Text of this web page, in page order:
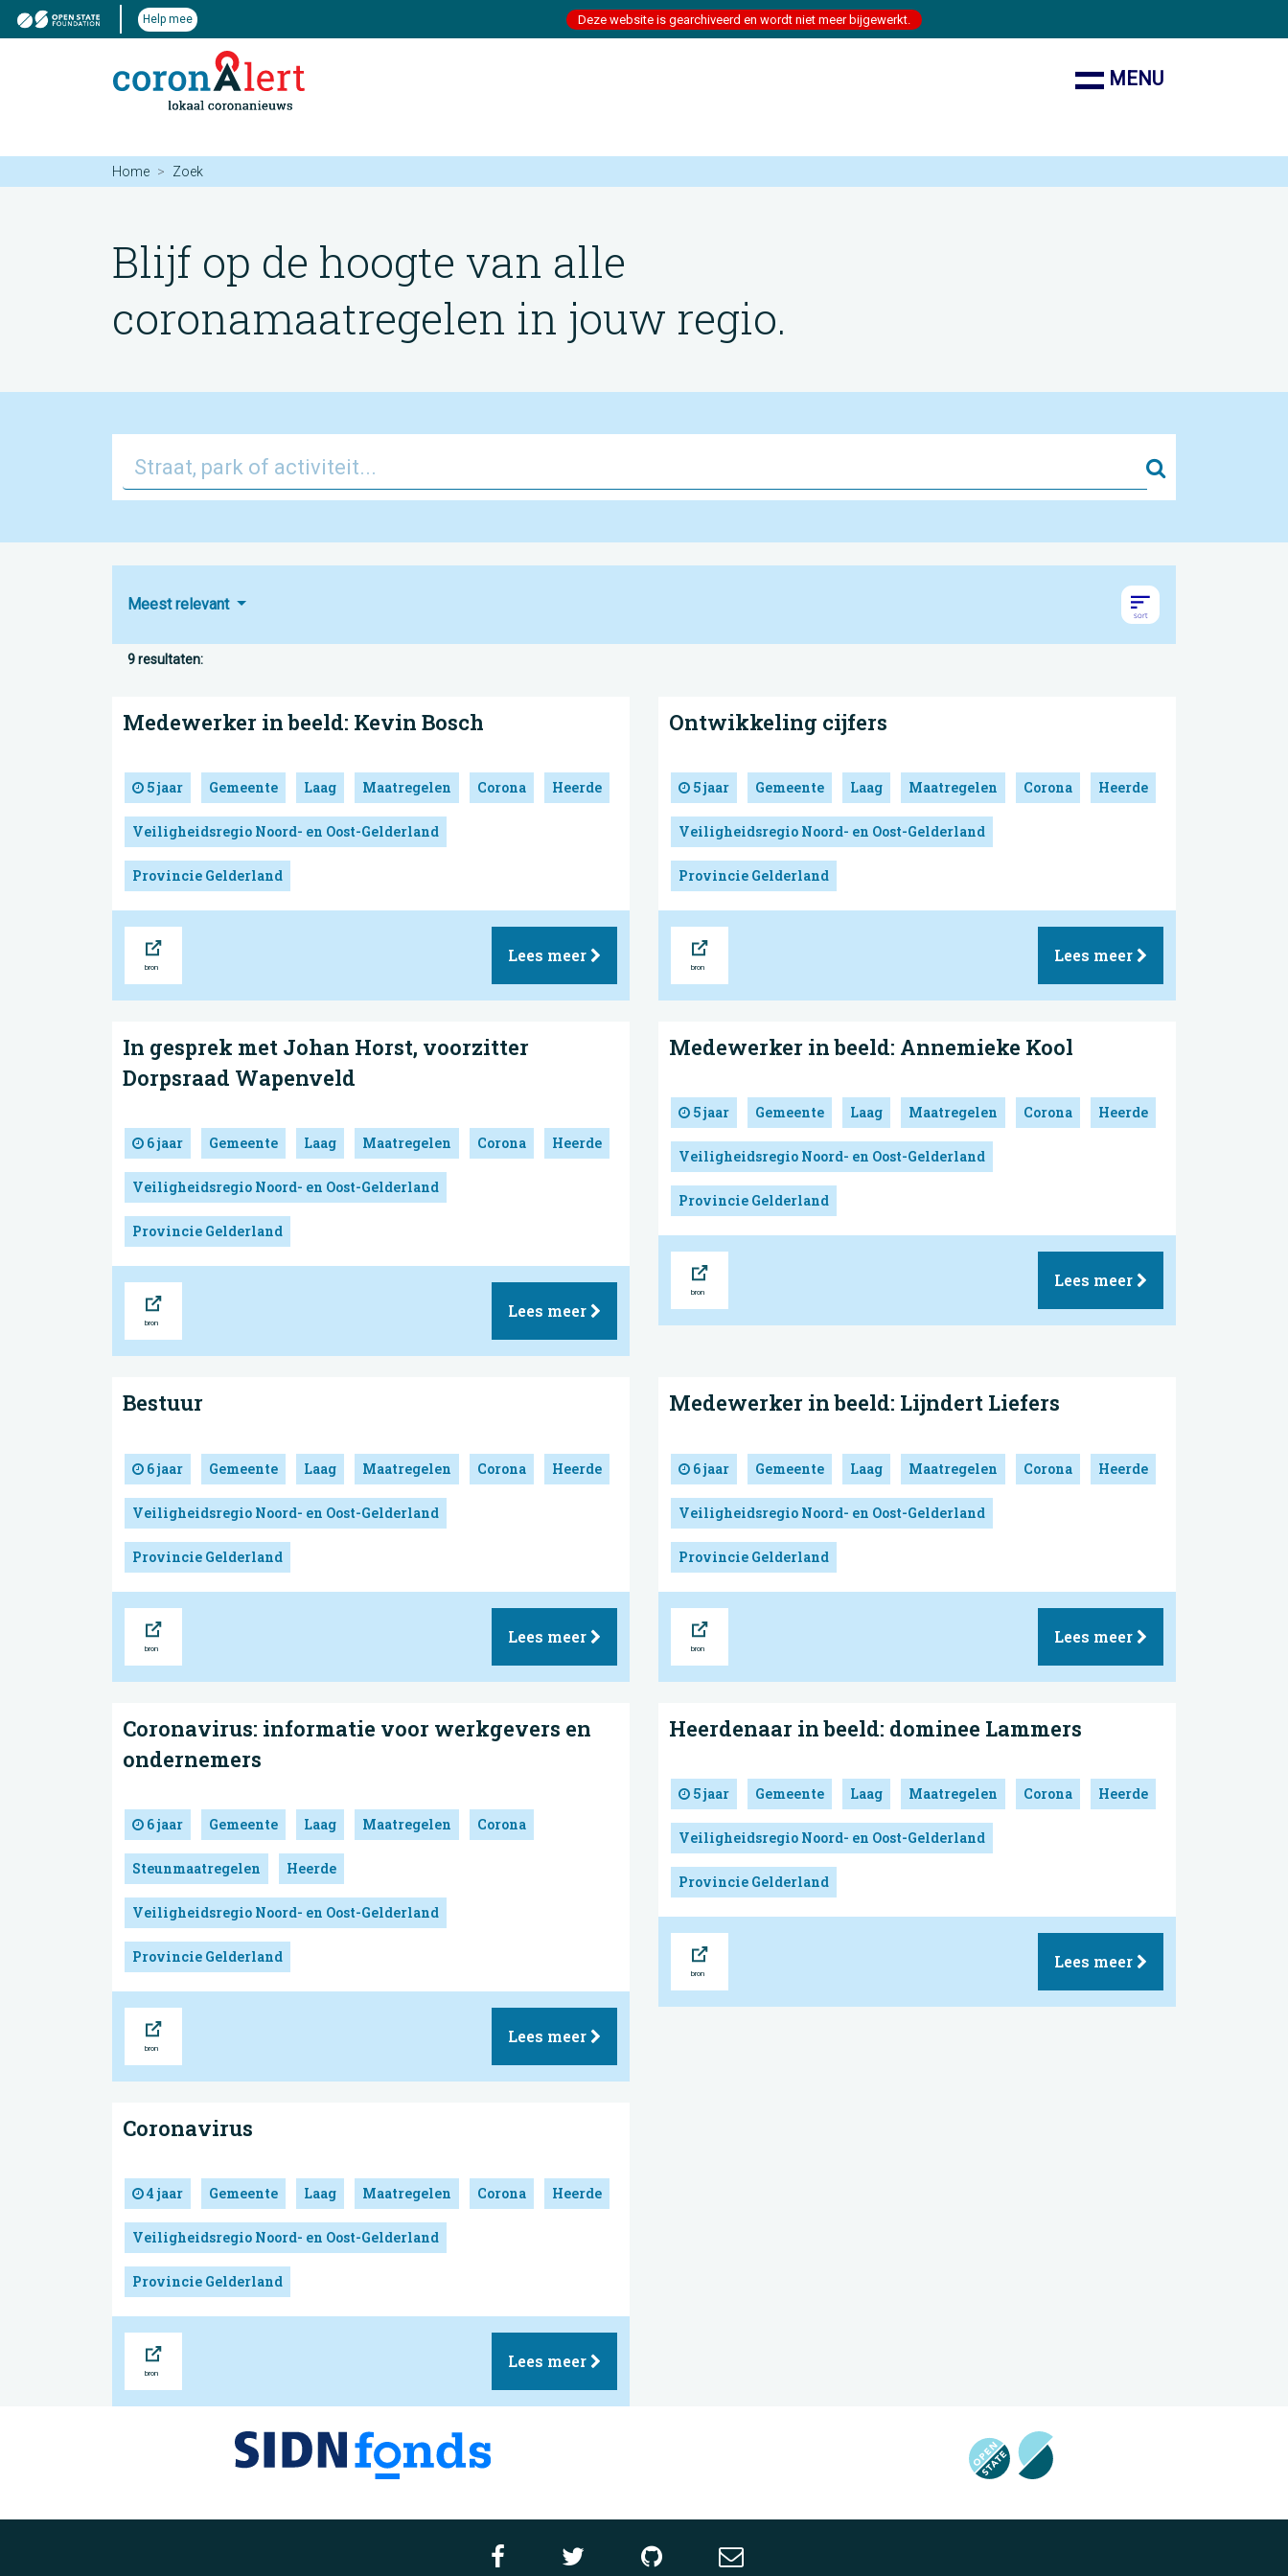
Help mee Deze website is gearchiveerd en wordt niet meer bijgewerkt.
MENU
Home Zoek
Blijf op de hoogte van alle
coronamaatregelen in jouw regio.
Zoek
Meest relevant
9 resultaten:
Medewerker in beeld: Kevin Bosch
5 jaar Gemeente Laag Maatregelen Corona Heerde
Veiligheidsregio Noord- en Oost-Gelderland
Provincie Gelderland
Lees meer
Ontwikkeling cijfers
5 jaar Gemeente Laag Maatregelen Corona Heerde
Veiligheidsregio Noord- en Oost-Gelderland
Provincie Gelderland
Lees meer
In gesprek met Johan Horst, voorzitter
Dorpsraad Wapenveld
6 jaar Gemeente Laag Maatregelen Corona Heerde
Veiligheidsregio Noord- en Oost-Gelderland
Provincie Gelderland
Lees meer
Medewerker in beeld: Annemieke Kool
5 jaar Gemeente Laag Maatregelen Corona Heerde
Veiligheidsregio Noord- en Oost-Gelderland
Provincie Gelderland
Lees meer
Bestuur
6 jaar Gemeente Laag Maatregelen Corona Heerde
Veiligheidsregio Noord- en Oost-Gelderland
Provincie Gelderland
Lees meer
Medewerker in beeld: Lijndert Liefers
6 jaar Gemeente Laag Maatregelen Corona Heerde
Veiligheidsregio Noord- en Oost-Gelderland
Provincie Gelderland
Lees meer
Coronavirus: informatie voor werkgevers en
ondernemers
6 jaar Gemeente Laag Maatregelen Corona
Steunmaatregelen Heerde
Veiligheidsregio Noord- en Oost-Gelderland
Provincie Gelderland
Lees meer
Heerdenaar in beeld: dominee Lammers
5 jaar Gemeente Laag Maatregelen Corona Heerde
Veiligheidsregio Noord- en Oost-Gelderland
Provincie Gelderland
Lees meer
Coronavirus
4 jaar Gemeente Laag Maatregelen Corona Heerde
Veiligheidsregio Noord- en Oost-Gelderland
Provincie Gelderland
Lees meer